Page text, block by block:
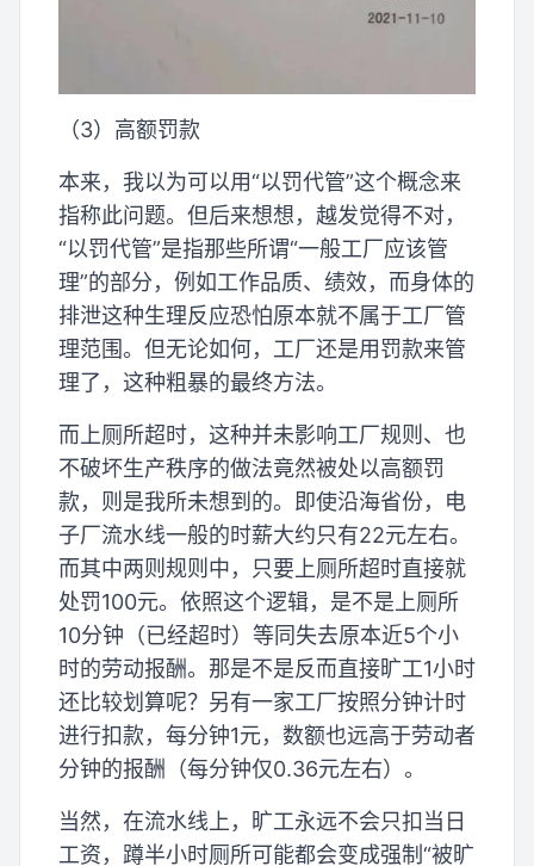
（3）高额罚款
本来，我以为可以用“以罚代管”这个概念来
指称此问题。但后来想想，越发觉得不对，
“以罚代管”是指那些所谓“一般工厂应该管
理”的部分，例如工作品质、绩效，而身体的
排泄这种生理反应恐怕原本就不属于工厂管
理范围。但无论如何，工厂还是用罚款来管
理了，这种粗暴的最终方法。
而上厕所超时，这种并未影响工厂规则、也
不破坏生产秩序的做法竟然被处以高额罚
款，则是我所未想到的。即使沿海省份，电
子厂流水线一般的时薪大约只有22元左右。
而其中两则规则中，只要上厕所超时直接就
处罚100元。依照这个逻辑，是不是上厕所
10分钟（已经超时）等同失去原本近5个小
时的劳动报酬。那是不是反而直接旷工1小时
还比较划算呢？另有一家工厂按照分钟计时
进行扣款，每分钟1元，数额也远高于劳动者
分钟的报酬（每分钟仅0.36元左右）。
当然，在流水线上，旷工永远不会只扣当日
工资，蹲半小时厕所可能都会变成强制“被旷